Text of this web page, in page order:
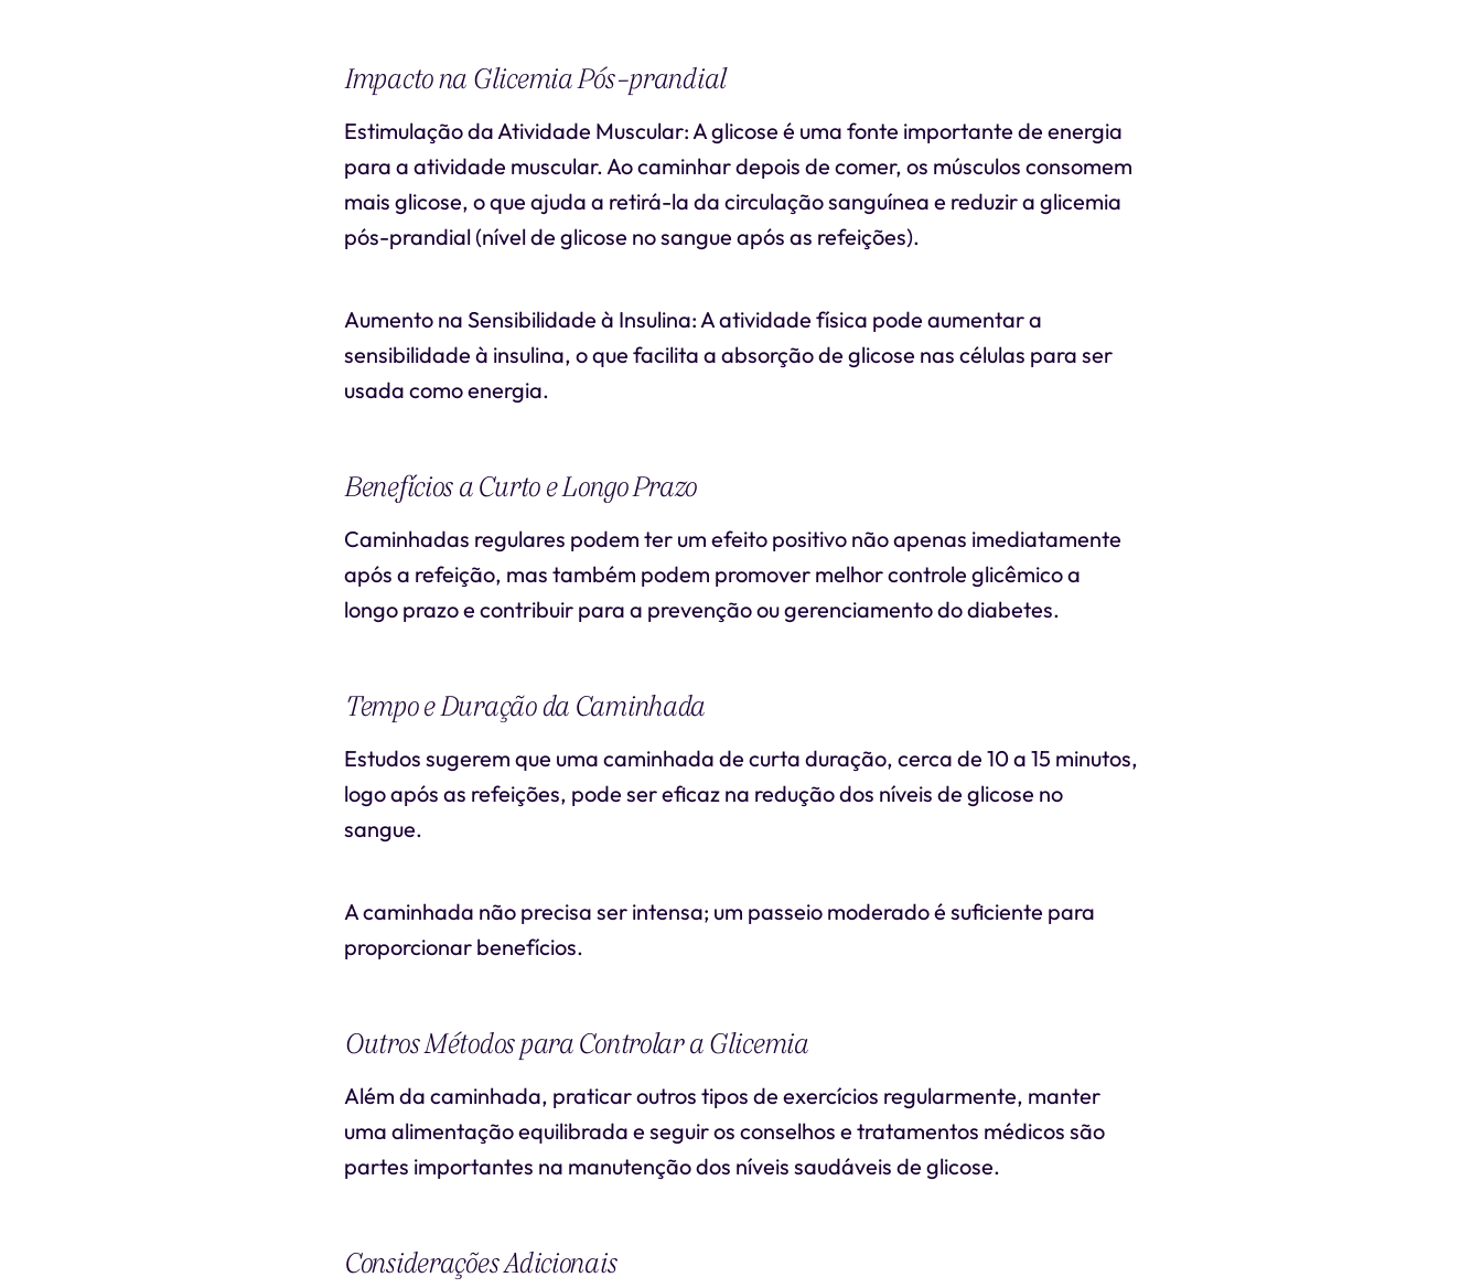
Impacto na Glicemia Pós-prandial
Estimulação da Atividade Muscular: A glicose é uma fonte importante de energia
para a atividade muscular. Ao caminhar depois de comer, os músculos consomem
mais glicose, o que ajuda a retirá-la da circulação sanguínea e reduzir a glicemia
pós-prandial (nível de glicose no sangue após as refeições).
Aumento na Sensibilidade à Insulina: A atividade física pode aumentar a
sensibilidade à insulina, o que facilita a absorção de glicose nas células para ser
usada como energia.
Benefícios a Curto e Longo Prazo
Caminhadas regulares podem ter um efeito positivo não apenas imediatamente
após a refeição, mas também podem promover melhor controle glicêmico a
longo prazo e contribuir para a prevenção ou gerenciamento do diabetes.
Tempo e Duração da Caminhada
Estudos sugerem que uma caminhada de curta duração, cerca de 10 a 15 minutos,
logo após as refeições, pode ser eficaz na redução dos níveis de glicose no
sangue.
A caminhada não precisa ser intensa; um passeio moderado é suficiente para
proporcionar benefícios.
Outros Métodos para Controlar a Glicemia
Além da caminhada, praticar outros tipos de exercícios regularmente, manter
uma alimentação equilibrada e seguir os conselhos e tratamentos médicos são
partes importantes na manutenção dos níveis saudáveis de glicose.
Considerações Adicionais